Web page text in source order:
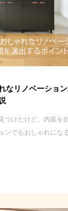
なリノベーショ
つけたけど、内装を
もおしゃれになるのかな